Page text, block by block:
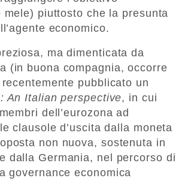
mele) piuttosto che la presunta
economico.
ma dimenticata da
(in buona compagnia, occorre
pubblicato un
An Italian perspective, in cui
dell’eurozona ad
clausole d’uscita dalla moneta
non nuova, sostenuta in
dalla Germania, nel percorso di
governance economica